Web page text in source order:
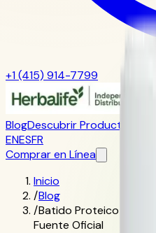
+1 (415) 914-7799
BlogDescubrir Productos
ENESFR
Comprar en Línea
Inicio
/Blog
/Batido Proteico
Fuente Oficial